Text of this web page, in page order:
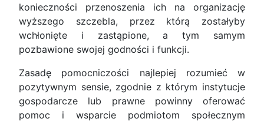
konieczności przenoszenia ich na organizację
wyższego szczebla, przez którą zostałyby
wchłonięte i zastąpione, a tym samym
pozbawione swojej godności i funkcji.
Zasadę pomocniczości najlepiej rozumieć w
pozytywnym sensie, zgodnie z którym instytucje
gospodarcze lub prawne powinny oferować
pomoc i wsparcie podmiotom społecznym